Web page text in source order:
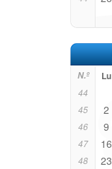
N.º Lu
44
45 2
46 9
47 16
48 23